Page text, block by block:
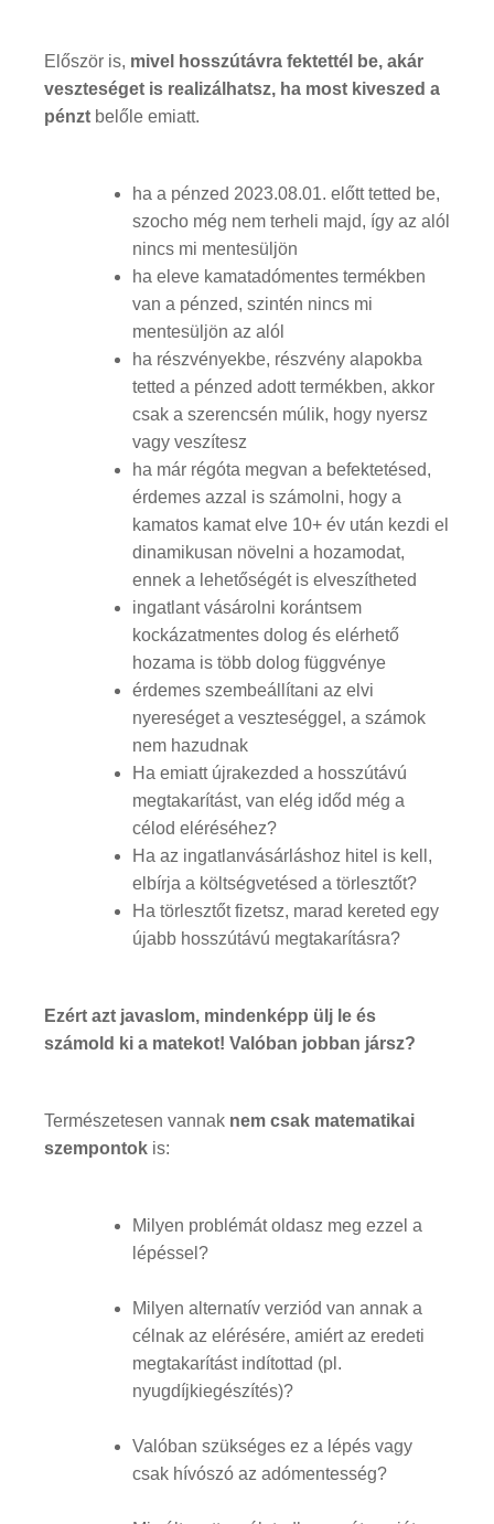
Először is, mivel hosszútávra fektettél be, akár
veszteséget is realizálhatsz, ha most kiveszed a
pénzt belőle emiatt.
ha a pénzed 2023.08.01. előtt tetted be,
szocho még nem terheli majd, így az alól
nincs mi mentesüljön
ha eleve kamatadómentes termékben
van a pénzed, szintén nincs mi
mentesüljön az alól
ha részvényekbe, részvény alapokba
tetted a pénzed adott termékben, akkor
csak a szerencsén múlik, hogy nyersz
vagy veszítesz
ha már régóta megvan a befektetésed,
érdemes azzal is számolni, hogy a
kamatos kamat elve 10+ év után kezdi el
dinamikusan növelni a hozamodat,
ennek a lehetőségét is elveszítheted
ingatlant vásárolni korántsem
kockázatmentes dolog és elérhető
hozama is több dolog függvénye
érdemes szembeállítani az elvi
nyereséget a veszteséggel, a számok
nem hazudnak
Ha emiatt újrakezded a hosszútávú
megtakarítást, van elég időd még a
célod eléréséhez?
Ha az ingatlanvásárláshoz hitel is kell,
elbírja a költségvetésed a törlesztőt?
Ha törlesztőt fizetsz, marad kereted egy
újabb hosszútávú megtakarításra?
Ezért azt javaslom, mindenképp ülj le és
számold ki a matekot! Valóban jobban jársz?
Természetesen vannak nem csak matematikai
szempontok is:
Milyen problémát oldasz meg ezzel a
lépéssel?
Milyen alternatív verziód van annak a
célnak az elérésére, amiért az eredeti
megtakarítást indítottad (pl.
nyugdíjkiegészítés)?
Valóban szükséges ez a lépés vagy
csak hívószó az adómentesség?